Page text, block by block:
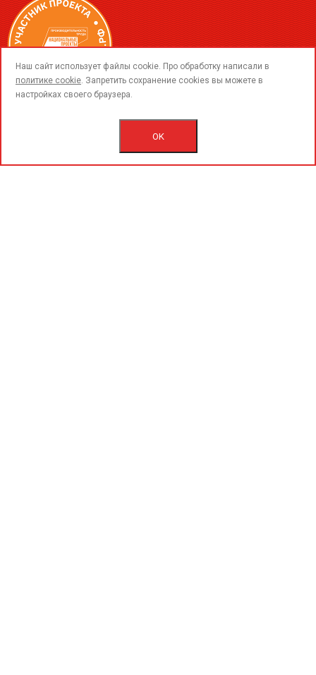
© 2015-2020 «PerfoGrad» MMC.
call
Наш сайт использует файлы cookie. Про обработку написали в
политике cookie. Запретить сохранение cookies вы можете в
настройках своего браузера.
OK